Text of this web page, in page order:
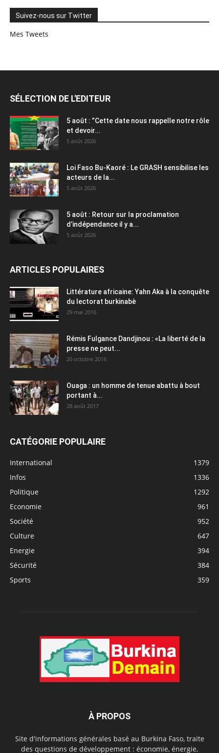
Suivez-nous sur Twitter
Mes Tweets
SÉLECTION DE L'EDITEUR
5 août : ”Cette date nous rappelle notre rôle
et devoir...
5 août 2026
Loi Faso Bu-Kaoré : Le GRASH sensibilise les
acteurs de la...
5 août 2026
5 août : Retour sur la proclamation
d’indépendance il y a...
5 août 2026
ARTICLES POPULAIRES
Littérature africaine: Yahn Aka à la conquête
du lectorat burkinabè
29 mai 2016
Rémis Fulgance Dandjinou : «La liberté de la
presse ne peut...
20 octobre 2016
Ouaga : un homme de tenue abattu à bout
portant à...
28 août 2017
CATÉGORIE POPULAIRE
International
1379
Infos
1336
Politique
1292
Economie
961
Société
952
Culture
647
Energie
394
Sécurité
384
Sports
359
À PROPOS
Site d'informations générales basé au Burkina Faso, traite
des questions de développement : économie, énergie,